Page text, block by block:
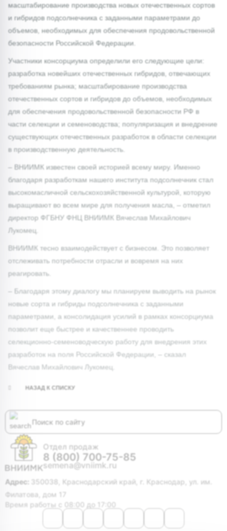
масштабирование производства новых отечественных сортов
и гибридов подсолнечника с заданными параметрами до
объемов, необходимых для обеспечения продовольственной
безопасности Российской Федерации.
Участники консорциума определили его следующие цели:
разработка новейших отечественных гибридов, отвечающих
требованиям рынка; масштабирование производства
отечественных сортов и гибридов до объемов, необходимых
для обеспечения продовольственной безопасности РФ в
части селекции и семеноводства; популяризация и внедрение
существующих отечественных разработок в области селекции
в производственную деятельность.
– ВНИИМК известен своей историей всему миру. Именно
благодаря разработкам нашего института подсолнечник стал
высокомасличной сельскохозяйственной культурой, которую
выращивают во всем мире для получения масла, – отметил
директор ФГБНУ ФНЦ ВНИИМК Вячеслав Михайлович
Лукомец.
ВНИИМК тесно взаимодействует с бизнесом. Это позволяет
отслеживать потребности отрасли и вовремя на них
реагировать.
– Благодаря этому диалогу мы планируем выводить на рынок
новые сорта и гибриды подсолнечника с заданными
параметрами, а консолидация усилий в рамках консорциума
позволит еще быстрее и качественнее проводить
селекционно-семеноводческую работу для внедрения этих
разработок на поля Российской Федерации, – сказал
Вячеслав Михайлович Лукомец.
НАЗАД К СПИСКУ
Отдел продаж
8 (800) 700-75-85
semena@vniimk.ru
Адрес:
350038, Краснодарский край, г. Краснодар, ул. им.
Филатова, дом 17
Время работы с 08:00 до 17:00